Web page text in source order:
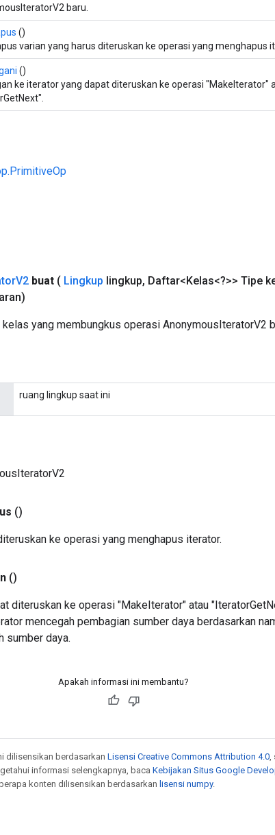
baru.
()
varian yang harus diteruskan ke operasi yang menghapus
()
ke iterator yang dapat diteruskan ke operasi "MakeIterator"
V2 buat ( Lingkup lingkup, Daftar<Kelas<?>> Tipe
yang membungkus operasi AnonymousIteratorV2
ruang lingkup saat ini
()
ke operasi yang menghapus iterator.
()
diteruskan ke operasi "MakeIterator" atau
mencegah pembagian sumber daya berdasarkan
sumber daya.
Apakah informasi ini membantu?
dilisensikan berdasarkan Lisensi Creative Commons Attribution 4.0
informasi selengkapnya, baca Kebijakan Situs Google
konten dilisensikan berdasarkan lisensi numpy.